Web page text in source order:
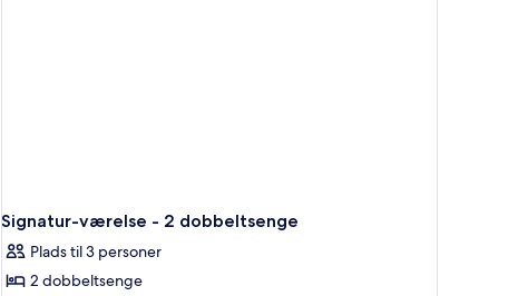
Signatur-værelse - 2 dobbeltsenge
Plads til 3 personer
2 dobbeltsenge